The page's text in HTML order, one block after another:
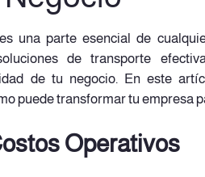
una parte esencial de
de transporte
de tu negocio. En este
puede transformar tu empresa
Operativos